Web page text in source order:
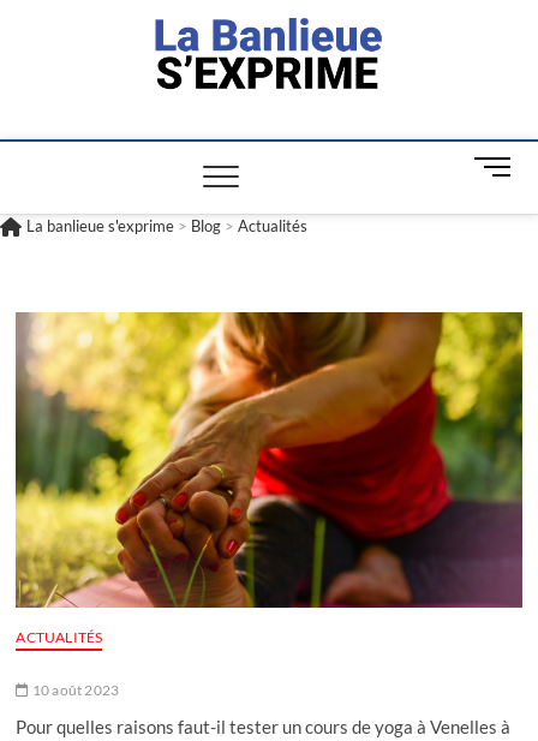
La banlieue
s'exprime
M
n
t
o
La banlieue s'exprime > Blog > Actualités
ACTUALITÉS
10 août 2023
Pour quelles raisons faut-il tester un cours de yoga à Venelles à